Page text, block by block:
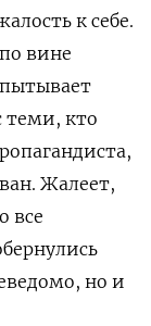
к себе.
вине
теми, кто
Жалеет,
все
но и